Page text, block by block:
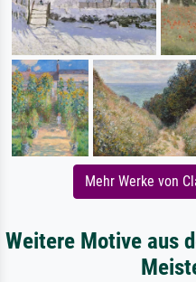
Mehr Werke von
Weitere Motive aus